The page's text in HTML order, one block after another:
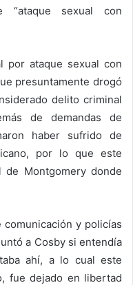
“ataque sexual con
por ataque sexual con
presuntamente drogó
delito criminal
de demandas de
haber sufrido de
por lo que este
Montgomery donde
y policías
a Cosby si entendía
ahí, a lo cual este
fue dejado en libertad